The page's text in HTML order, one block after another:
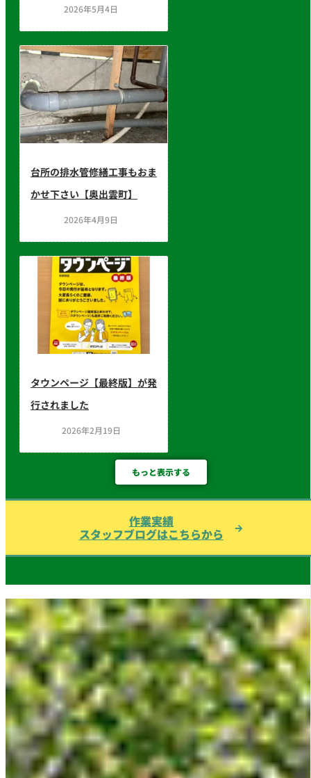
2026年5月4日
台所の排水管修繕工事もおま
かせ下さい【奥出雲町】
2026年4月9日
タウンページ【最終版】が発
行されました
2026年2月19日
もっと表示する
作業実績
スタッフブログはこちらから